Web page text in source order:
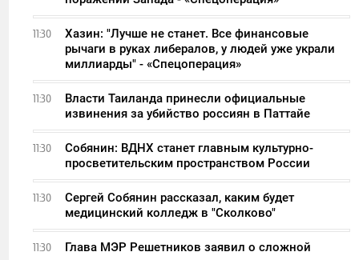
11:30
Хазин: "Лучше не станет. Все финансовые
рычаги в руках либералов, у людей уже украли
миллиарды" - «Спецоперация»
11:30
Власти Таиланда принесли официальные
извинения за убийство россиян в Паттайе
11:30
Собянин: ВДНХ станет главным культурно-
просветительским пространством России
11:30
Сергей Собянин рассказал, каким будет
медицинский колледж в "Сколково"
11:30
Глава МЭР Решетников заявил о сложной